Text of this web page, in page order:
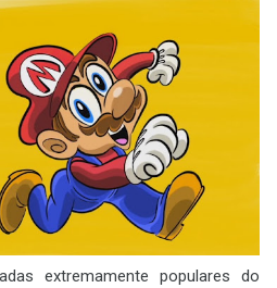
extremamente populares do